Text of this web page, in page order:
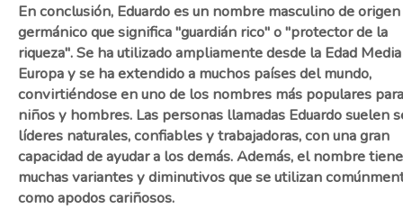
En conclusión, Eduardo es un nombre masculino de origen
germánico que significa "guardián rico" o "protector de la
riqueza". Se ha utilizado ampliamente desde la Edad
Europa y se ha extendido a muchos países del mundo,
convirtiéndose en uno de los nombres más populares para
niños y hombres. Las personas llamadas Eduardo suelen
líderes naturales, confiables y trabajadoras, con una gran
capacidad de ayudar a los demás. Además, el nombre tiene
muchas variantes y diminutivos que se utilizan
como apodos cariñosos.